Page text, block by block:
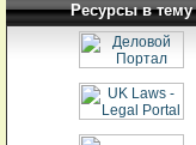
Ресурсы в тему